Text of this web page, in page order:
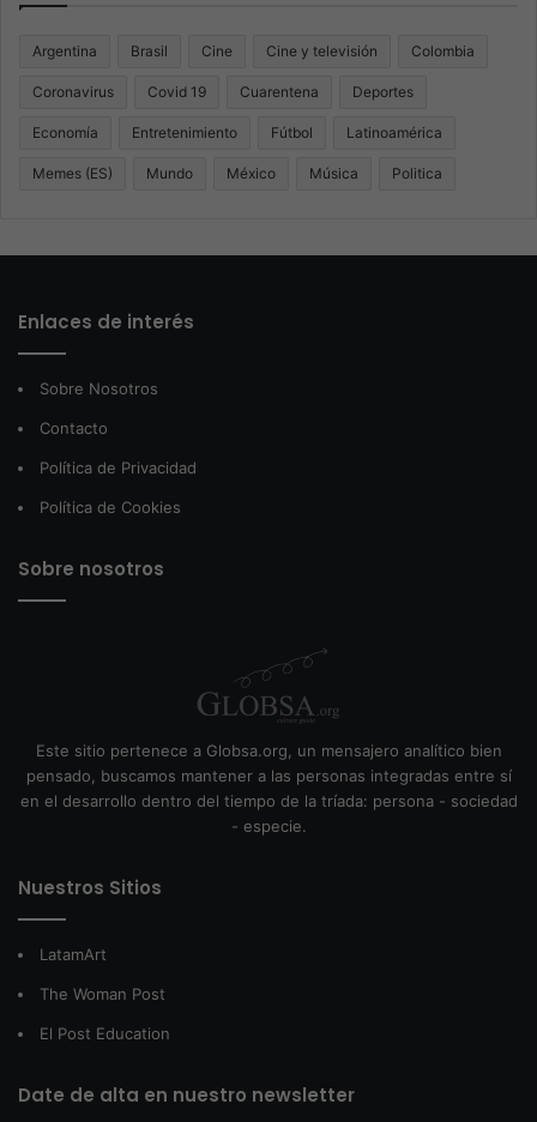
Argentina Brasil Cine Cine y televisión Colombia
Coronavirus Covid 19 Cuarentena Deportes
Economía Entretenimiento Fútbol Latinoamérica
Memes (ES) Mundo México Música Politica
Enlaces de interés
Sobre Nosotros
Contacto
Política de Privacidad
Política de Cookies
Sobre nosotros
Este sitio pertenece a Globsa.org, un mensajero analítico bien
pensado, buscamos mantener a las personas integradas entre sí
en el desarrollo dentro del tiempo de la tríada: persona - sociedad
- especie.
Nuestros Sitios
LatamArt
The Woman Post
El Post Education
Date de alta en nuestro newsletter